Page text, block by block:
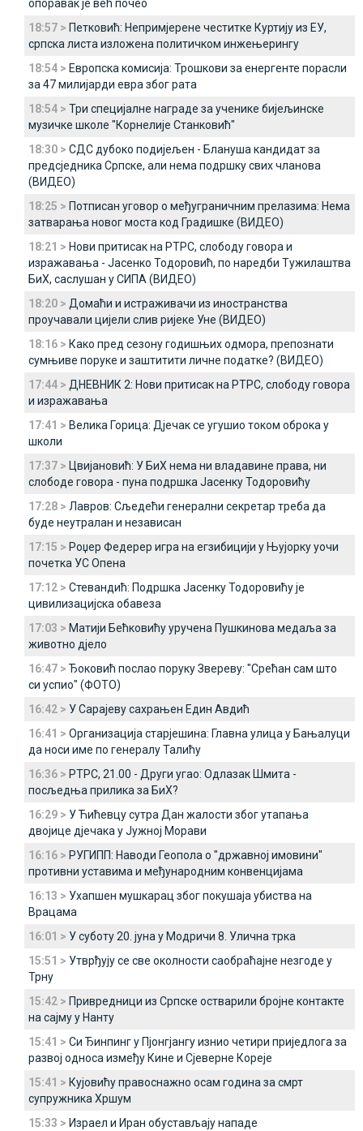
опоравак је већ почео
18:57 > Петковић: Непримјерене честитке Куртију из ЕУ,
српска листа изложена политичком инжењерингу
18:54 > Европска комисија: Трошкови за енергенте порасли
за 47 милијарди евра због рата
18:54 > Три специјалне награде за ученике бијељинске
музичке школе "Корнелије Станковић"
18:30 > СДС дубоко подијељен - Блануша кандидат за
предсједника Српске, али нема подршку свих чланова
(ВИДЕО)
18:25 > Потписан уговор о међуграничним прелазима: Нема
затварања новог моста код Градишке (ВИДЕО)
18:21 > Нови притисак на РТРС, слободу говора и
изражавања - Јасенко Тодоровић, по наредби Тужилаштва
БиХ, саслушан у СИПА (ВИДЕО)
18:20 > Домаћи и истраживачи из иностранства
проучавали цијели слив ријеке Уне (ВИДЕО)
18:16 > Како пред сезону годишњих одмора, препознати
сумњиве поруке и заштитити личне податке? (ВИДЕО)
17:44 > ДНЕВНИК 2: Нови притисак на РТРС, слободу говора
и изражавања
17:41 > Велика Горица: Дјечак се угушио током оброка у
школи
17:37 > Цвијановић: У БиХ нема ни владавине права, ни
слободе говора - пуна подршка Јасенку Тодоровићу
17:28 > Лавров: Сљедећи генерални секретар треба да
буде неутралан и независан
17:15 > Роџер Федерер игра на егзибицији у Њујорку уочи
почетка УС Опена
17:12 > Стевандић: Подршка Јасенку Тодоровићу је
цивилизацијска обавеза
17:03 > Матији Бећковићу уручена Пушкинова медаља за
животно дјело
16:47 > Ђоковић послао поруку Звереву: "Срећан сам што
си успио" (ФОТО)
16:42 > У Сарајеву сахрањен Един Авдић
16:41 > Организација старјешина: Главна улица у Бањалуци
да носи име по генералу Талићу
16:36 > РТРС, 21.00 - Други угао: Одлазак Шмита -
посљедња прилика за БиХ?
16:29 > У Ћићевцу сутра Дан жалости због утапања
двојице дјечака у Јужној Морави
16:16 > РУГИПП: Наводи Геопола о "државној имовини"
противни уставима и међународним конвенцијама
16:13 > Ухапшен мушкарац због покушаја убиства на
Врацама
16:01 > У суботу 20. јуна у Модричи 8. Улична трка
15:51 > Утврђују се све околности саобраћајне незгоде у
Трну
15:42 > Привредници из Српске остварили бројне контакте
на сајму у Нанту
15:41 > Си Ђинпинг у Пјонгјангу изнио четири приједлога за
развој односа између Кине и Сјеверне Кореје
15:41 > Кујовићу правоснажно осам година за смрт
супружника Хршум
15:33 > Израел и Иран обустављају нападе